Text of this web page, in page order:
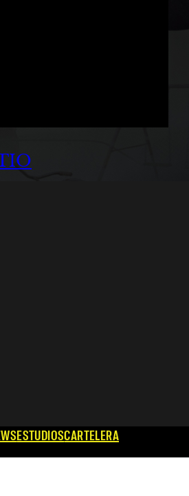
ESTUDIOSCARTELERA